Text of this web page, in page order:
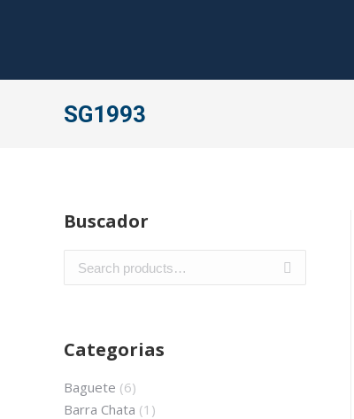
SG1993
Buscador
Categorias
Baguete (6)
Barra Chata (1)